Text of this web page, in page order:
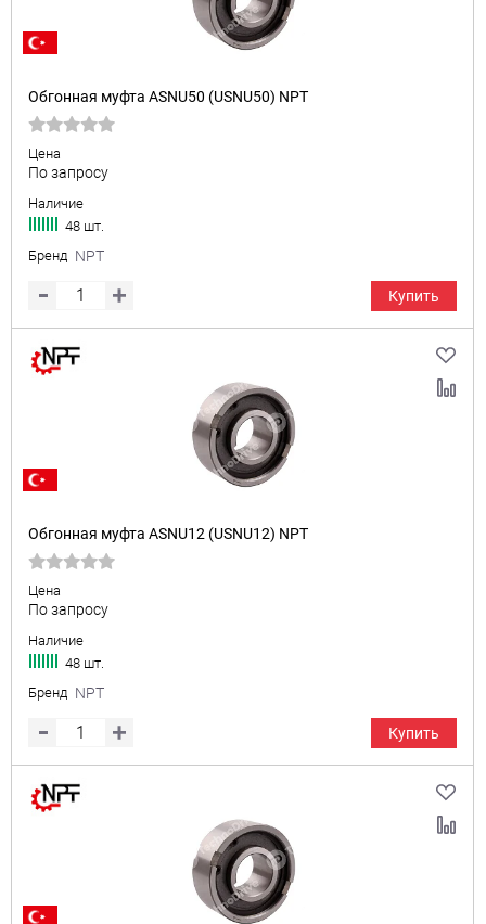
Обгонная муфта ASNU50 (USNU50) NPT
Цена
По запросу
Наличие
48 шт.
Бренд NPT
Купить
Обгонная муфта ASNU12 (USNU12) NPT
Цена
По запросу
Наличие
48 шт.
Бренд NPT
Купить